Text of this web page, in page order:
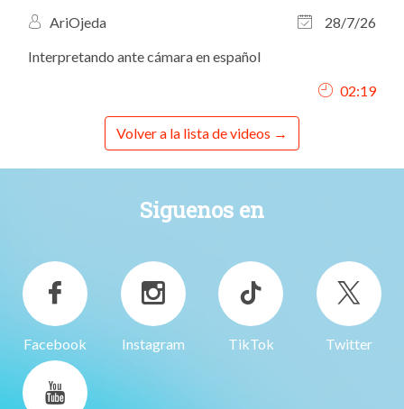
AriOjeda
28/7/26
Interpretando ante cámara en español
02:19
Volver a la lista de videos
Siguenos en
Facebook Instagram TikTok Twitter